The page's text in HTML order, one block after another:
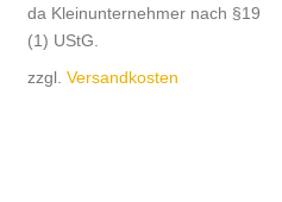
da Kleinunternehmer nach §19
(1) UStG.
zzgl. Versandkosten